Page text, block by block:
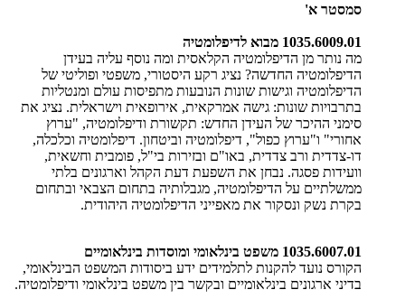
סמסטר א'
1035.6009.01 מבוא לדיפלומטיה
מה נותר מן הדיפלומטיה הקלאסית ומה נוסף עליה בעידן
הדיפלומטיה החדשה? נציג רקע היסטורי, משפטי ופוליטי של
הדיפלומטיה וגישות שונות הנובעות מתפיסות עולם ומנטליות
בתרבויות שונות: גישה אמרקאית, אירופאית וישראלית. נציג את
סימני ההיכר של העידן החדש: תקשורת ודיפלומטיה, "ערוץ
אחורי" ו"ערוץ כפול", דיפלומטיה וביטחון. דיפלומטיה וכלכלה,
דו-צדדית ורב צדדית, באו"ם ובזירות בי"ל, פומבית וחשאית,
וועידות פסגה. נבחן את השפעת דעת הקהל וארגונים בלתי
ממשלתיים על הדיפלומטיה, מגבלותיה בתחום הצבאי ובתחום
בקרת נשק ונסקור את מאפייני הדיפלומטיה היהודית.
1035.6007.01 משפט בינלאומי ומוסדות בינלאומיים
הקורס נועד להקנות לתלמידים ידע ביסודות המשפט הבינלאומי,
בדיני ארגונים בינלאומיים ובקשר בין משפט בינלאומי ודיפלומטיה.